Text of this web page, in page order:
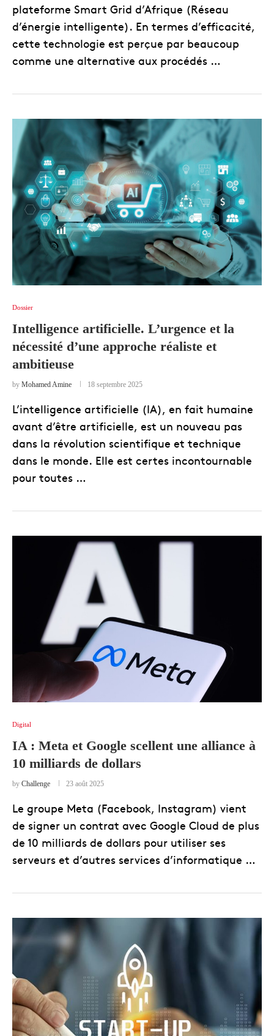
plateforme Smart Grid d’Afrique (Réseau
d’énergie intelligente). En termes d’efficacité,
cette technologie est perçue par beaucoup
comme une alternative aux procédés …
Dossier
Intelligence artificielle. L’urgence et la
nécessité d’une approche réaliste et
ambitieuse
by Mohamed Amine 18 septembre 2025
L’intelligence artificielle (IA), en fait humaine
avant d’être artificielle, est un nouveau pas
dans la révolution scientifique et technique
dans le monde. Elle est certes incontournable
pour toutes …
Digital
IA : Meta et Google scellent une alliance à
10 milliards de dollars
by Challenge 23 août 2025
Le groupe Meta (Facebook, Instagram) vient
de signer un contrat avec Google Cloud de plus
de 10 milliards de dollars pour utiliser ses
serveurs et d’autres services d’informatique …